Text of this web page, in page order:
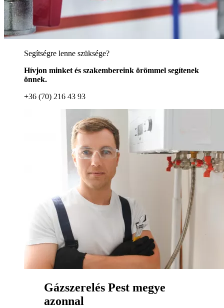
Segítségre lenne szüksége?
Hívjon minket és szakembereink örömmel segítenek
önnek.
+36 (70) 216 43 93
Gázszerelés Pest megye
azonnal